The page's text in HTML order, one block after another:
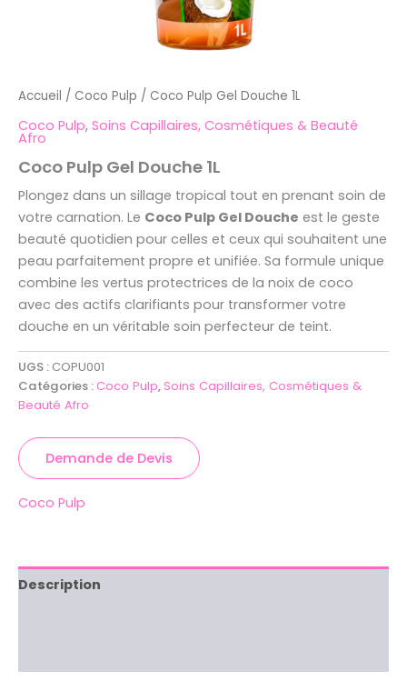
Accueil / Coco Pulp / Coco Pulp Gel Douche 1L
Coco Pulp, Soins Capillaires, Cosmétiques & Beauté
Afro
Coco Pulp Gel Douche 1L
Plongez dans un sillage tropical tout en prenant soin de
votre carnation. Le Coco Pulp Gel Douche est le geste
beauté quotidien pour celles et ceux qui souhaitent une
peau parfaitement propre et unifiée. Sa formule unique
combine les vertus protectrices de la noix de coco
avec des actifs clarifiants pour transformer votre
douche en un véritable soin perfecteur de teint.
UGS : COPU001
Catégories :Coco Pulp,Soins Capillaires, Cosmétiques &
Beauté Afro
Demande de Devis
Coco Pulp
Description